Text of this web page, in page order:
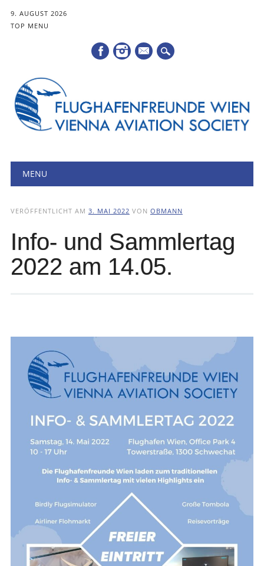
9. AUGUST 2026
TOP MENU
Mail
Hauptmenü
MENU
VERÖFFENTLICHT AM 3. MAI 2022 VON OBMANN
Info- und Sammlertag
2022 am 14.05.